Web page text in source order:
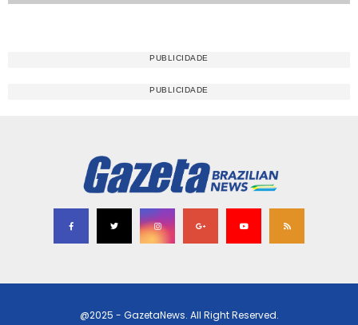
@2025 - GazetaNews. All Right Reserved.